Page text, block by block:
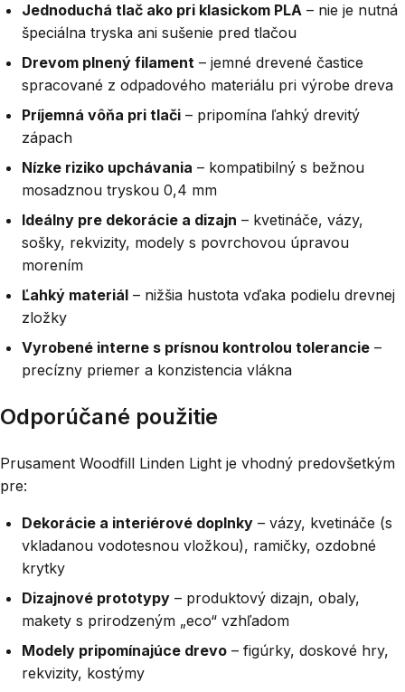
Jednoduchá tlač ako pri klasickom PLA – nie je nutná
špeciálna tryska ani sušenie pred tlačou
Drevom plnený filament – jemné drevené častice
spracované z odpadového materiálu pri výrobe dreva
Príjemná vôňa pri tlači – pripomína ľahký drevitý
zápach
Nízke riziko upchávania – kompatibilný s bežnou
mosadznou tryskou 0,4 mm
Ideálny pre dekorácie a dizajn – kvetináče, vázy,
sošky, rekvizity, modely s povrchovou úpravou
morením
Ľahký materiál – nižšia hustota vďaka podielu drevnej
zložky
Vyrobené interne s prísnou kontrolou tolerancie –
precízny priemer a konzistencia vlákna
Odporúčané použitie
Prusament Woodfill Linden Light je vhodný predovšetkým
pre:
Dekorácie a interiérové doplnky – vázy, kvetináče (s
vkladanou vodotesnou vložkou), ramičky, ozdobné
krytky
Dizajnové prototypy – produktový dizajn, obaly,
makety s prirodzeným „eco“ vzhľadom
Modely pripomínajúce drevo – figúrky, doskové hry,
rekvizity, kostýmy